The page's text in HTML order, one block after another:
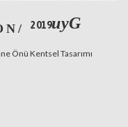
2019uyG
Önü Kentsel Tasarımı